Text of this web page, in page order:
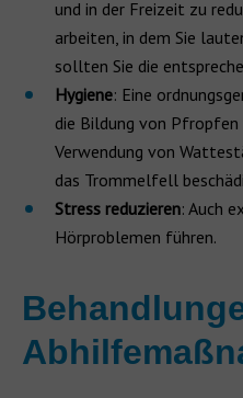
und in der Freizeit zu
arbeiten, in dem Sie
sollten Sie die
Hygiene: Eine
die Bildung von Pfropfen
Verwendung von
das Trommelfell
Stress reduzieren: Auch
Hörproblemen führen.